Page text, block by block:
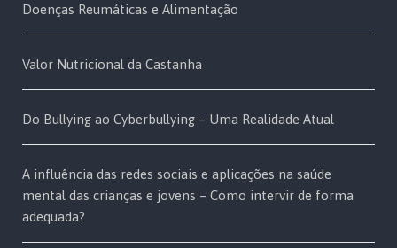
Doenças Reumáticas e Alimentação
Valor Nutricional da Castanha
Do Bullying ao Cyberbullying – Uma Realidade Atual
A influência das redes sociais e aplicações na saúde
mental das crianças e jovens – Como intervir de forma
adequada?